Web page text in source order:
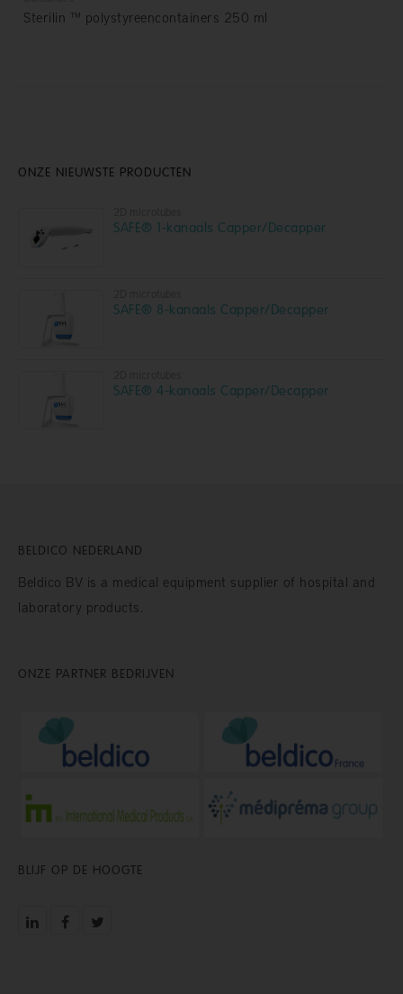
Sterilin ™ polystyreencontainers 250 ml
ONZE NIEUWSTE PRODUCTEN
SAFE® 1-kanaals Capper/Decapper
SAFE® 8-kanaals Capper/Decapper
SAFE® 4-kanaals Capper/Decapper
BELDICO NEDERLAND
Beldico BV is a medical equipment supplier of hospital and
laboratory products.
ONZE PARTNER BEDRIJVEN
BLIJF OP DE HOOGTE